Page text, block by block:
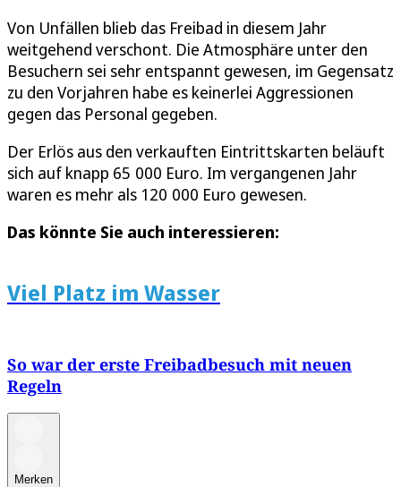
Von Unfällen blieb das Freibad in diesem Jahr
weitgehend verschont. Die Atmosphäre unter den
Besuchern sei sehr entspannt gewesen, im Gegensatz
zu den Vorjahren habe es keinerlei Aggressionen
gegen das Personal gegeben.
Der Erlös aus den verkauften Eintrittskarten beläuft
sich auf knapp 65 000 Euro. Im vergangenen Jahr
waren es mehr als 120 000 Euro gewesen.
Das könnte Sie auch interessieren:
Viel Platz im Wasser
So war der erste Freibadbesuch mit neuen
Regeln
Merken